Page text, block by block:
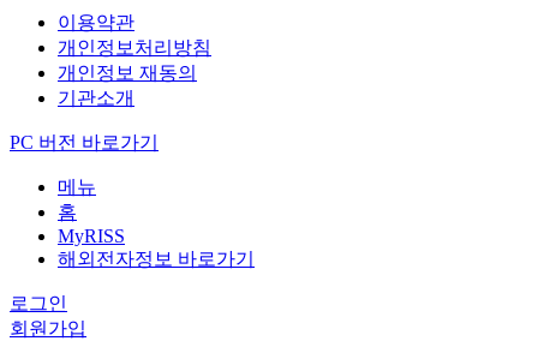
이용약관
개인정보처리방침
개인정보 재동의
기관소개
PC 버전 바로가기
메뉴
홈
MyRISS
해외전자정보 바로가기
로그인
회원가입